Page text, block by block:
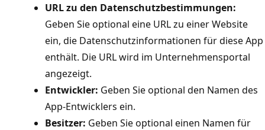
URL zu den Datenschutzbestimmungen:
Geben Sie optional eine URL zu einer Website
ein, die Datenschutzinformationen für diese App
enthält. Die URL wird im Unternehmensportal
angezeigt.
Entwickler: Geben Sie optional den Namen des
App-Entwicklers ein.
Besitzer: Geben Sie optional einen Namen für